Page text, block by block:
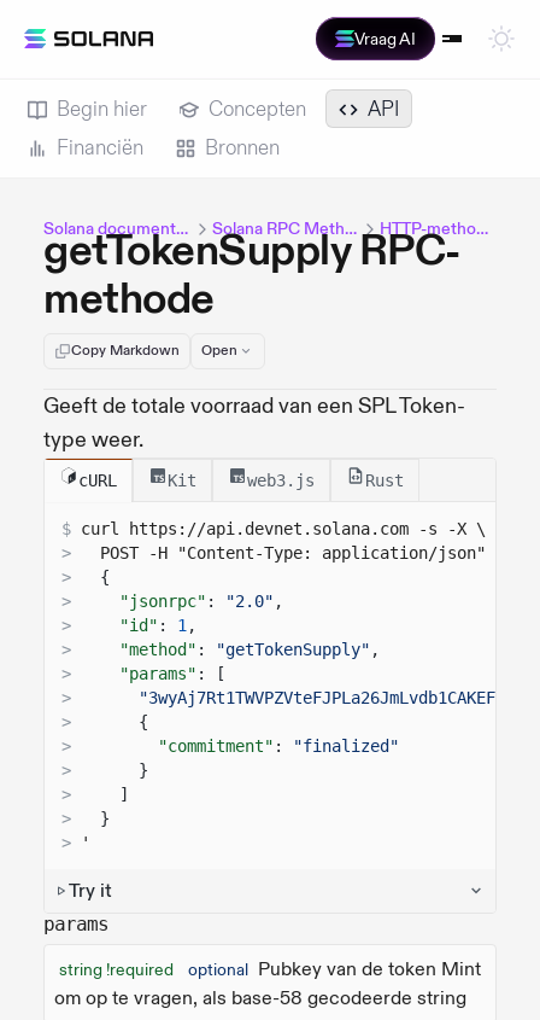
Vraag AI
Begin hier Concepten
API
Financiën
Bronnen
Solana documentatie Solana RPC Methods HTTP-methoden
getTokenSupply RPC-
methode
Copy Markdown Open
Geeft de totale voorraad van een SPL Token-
type weer.
cURL Kit web3.js Rust
$ curl https://api.devnet.solana.com -s -X \
>
POST -H "Content-Type: application/json" -d
>
{
>
"jsonrpc" : "2.0" ,
>
"id" : 1 ,
>
"method" : "getTokenSupply" ,
>
"params" : [
>
>
{
>
"commitment" :
"finalized"
>
}
>
]
>
}
>
'
Try it
params
string !required optional Pubkey van de token Mint
om op te vragen, als base-58 gecodeerde string